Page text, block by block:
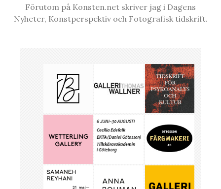
Förutom på Konsten.net skriver jag i Dagens
Nyheter, Konstperspektiv och Fotografisk tidskrift.